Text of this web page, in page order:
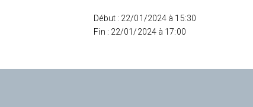
Début : 22/01/2024 à 15:30
Fin : 22/01/2024 à 17:00